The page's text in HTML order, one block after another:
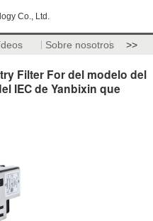
Co., Ltd.
Sobre nosotros >>
Filter For del modelo del
IEC de Yanbixin que